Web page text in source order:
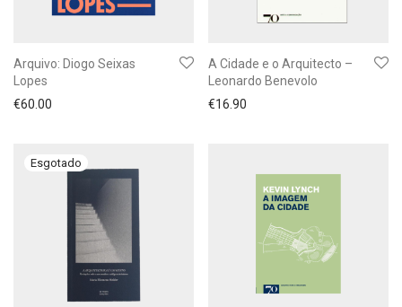
Arquivo: Diogo Seixas
Lopes
€60.00
A Cidade e o Arquitecto –
Leonardo Benevolo
€16.90